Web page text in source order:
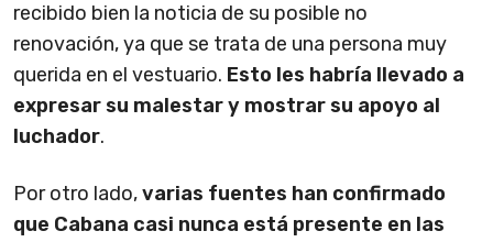
recibido bien la noticia de su posible no
renovación, ya que se trata de una persona muy
querida en el vestuario. Esto les habría llevado a
expresar su malestar y mostrar su apoyo al
luchador.
Por otro lado,varias fuentes han confirmado
que Cabana casi nunca está presente en las